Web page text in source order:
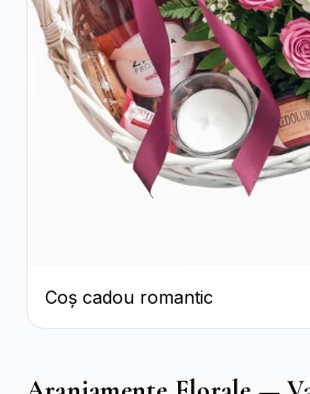
Coș cadou romantic